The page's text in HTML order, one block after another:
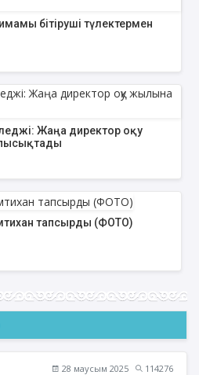
бітіруші түлектермен
Жаңа директор оқу
тапсырды (ФОТО)
28 маусым 2025
114276